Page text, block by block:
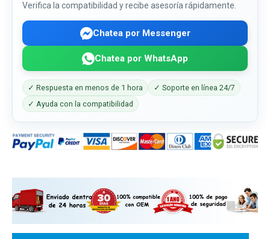
Verifica la compatibilidad y recibe asesoría rápidamente.
Chatea por Messenger
Chatea por WhatsApp
✓ Respuesta en menos de 1 hora
✓ Soporte en línea 24/7
✓ Ayuda con la compatibilidad